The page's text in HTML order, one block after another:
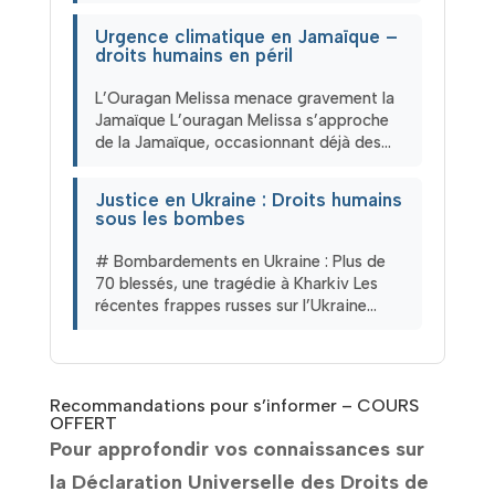
Urgence climatique en Jamaïque –
droits humains en péril
L’Ouragan Melissa menace gravement la
Jamaïque L’ouragan Melissa s’approche
de la Jamaïque, occasionnant déjà des…
Justice en Ukraine : Droits humains
sous les bombes
# Bombardements en Ukraine : Plus de
70 blessés, une tragédie à Kharkiv Les
récentes frappes russes sur l’Ukraine…
Recommandations pour s’informer – COURS
OFFERT
Pour approfondir vos connaissances sur
la Déclaration Universelle des Droits de